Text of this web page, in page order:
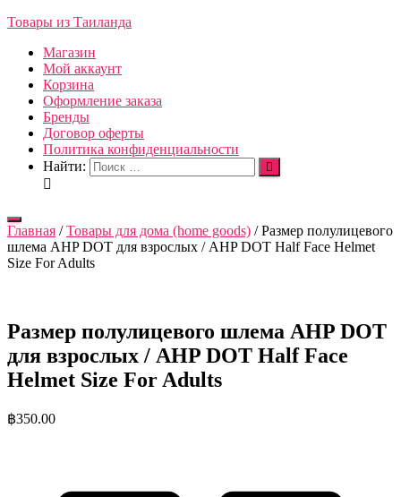
Товары из Таиланда
Магазин
Мой аккаунт
Корзина
Оформление заказа
Бренды
Договор оферты
Политика конфиденциальности
Найти:
Переключить
навигацию
Главная /Товары для дома (home goods) / Размер полулицевого
шлема AHP DOT для взрослых / AHP DOT Half Face Helmet
Size For Adults
Размер полулицевого шлема AHP DOT
для взрослых / AHP DOT Half Face
Helmet Size For Adults
฿350.00